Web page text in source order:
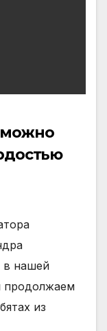
можно
в нашей
продолжаем
из